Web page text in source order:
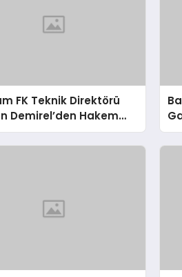
FK Teknik Direktörü
Demirel’den Hakem